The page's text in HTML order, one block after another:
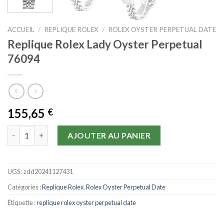
ACCUEIL / REPLIQUE ROLEX / ROLEX OYSTER PERPETUAL DATE
Replique Rolex Lady Oyster Perpetual
76094
155,65 €
AJOUTER AU PANIER
UGS :zdd20241127431
Catégories :Replique Rolex,Rolex Oyster Perpetual Date
Étiquette :replique rolex oyster perpetual date